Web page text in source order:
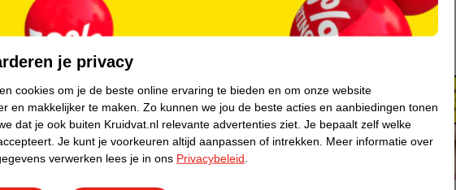
je privacy
cookies om je de beste online ervaring te bieden en om onze website
en makkelijker te maken. Zo kunnen we jou de beste acties en aanbiedingen tonen
dat je ook buiten Kruidvat.nl relevante advertenties ziet. Je bepaalt zelf welke
Je kunt je voorkeuren altijd aanpassen of intrekken.
Meer informatie over
verwerken lees je in ons Privacybeleid